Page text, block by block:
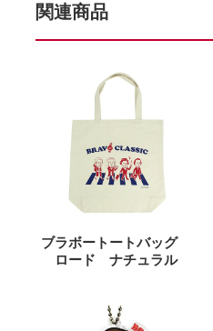
関連商品
ブラボートートバッグ
ロード ナチュラル